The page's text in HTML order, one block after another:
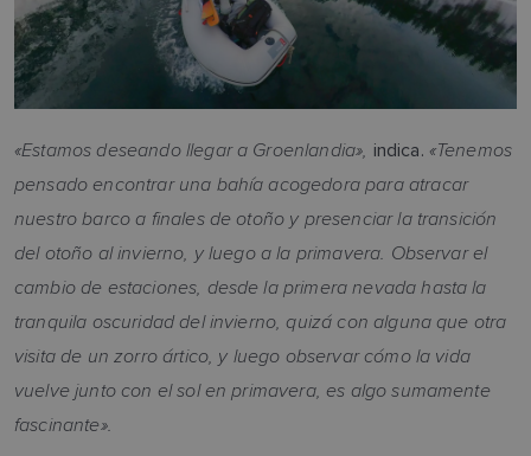
«Estamos deseando llegar a Groenlandia», indica. «Tenemos
pensado encontrar una bahía acogedora para atracar
nuestro barco a finales de otoño y presenciar la transición
del otoño al invierno, y luego a la primavera. Observar el
cambio de estaciones, desde la primera nevada hasta la
tranquila oscuridad del invierno, quizá con alguna que otra
visita de un zorro ártico, y luego observar cómo la vida
vuelve junto con el sol en primavera, es algo sumamente
fascinante».